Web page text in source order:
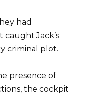
had
Jack’s
criminal plot.
presence of
the cockpit